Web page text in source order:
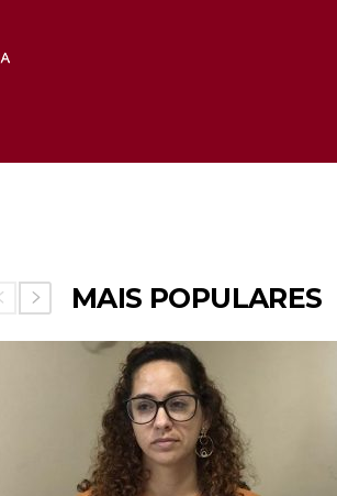
MAIS POPULARES